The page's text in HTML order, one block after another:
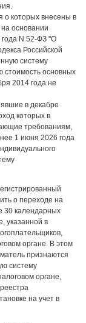
о которых внесены в
основании
года N 52-ФЗ "О
Российской
систему
стоимость основных
2014 года не
в декабре
которых в
требованиям,
1 июня 2026 года
о переходе на
30 календарных
указанной в
органе. В этом
признаются
систему
органе,
на учет в